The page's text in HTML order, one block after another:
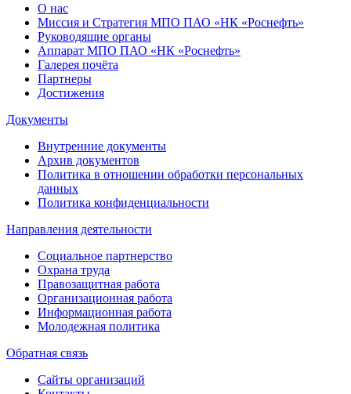
О нас
Миссия и Стратегия МПО ПАО «НК «Роснефть»
Руководящие органы
Аппарат МПО ПАО «НК «Роснефть»
Галерея почёта
Партнеры
Достижения
Документы
Внутренние документы
Архив документов
Политика в отношении обработки персональных
данных
Политика конфиденциальности
Направления деятельности
Социальное партнерство
Охрана труда
Правозащитная работа
Организационная работа
Информационная работа
Молодежная политика
Обратная связь
Сайты организаций